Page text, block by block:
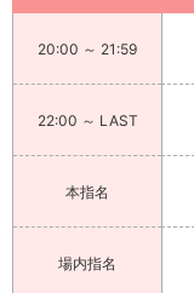
20:00 ～ 21:59
22:00 ～ LAST
本指名
場内指名